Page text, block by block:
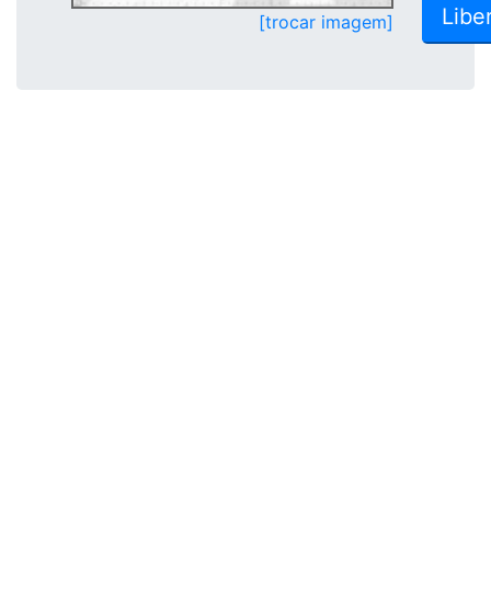
[trocar imagem]